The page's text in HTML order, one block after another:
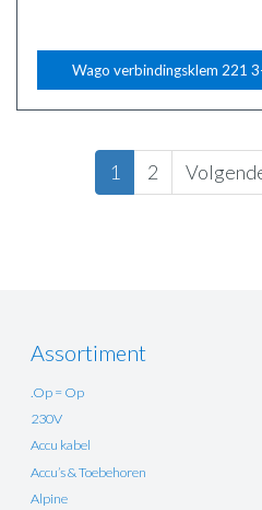
Wago verbindingsklem 221
Paginering
Huidige
pagina
1 Pagina
2
pagina
Assortiment
.Op = Op
230V
Accu kabel
Accu’s & Toebehoren
Alpine